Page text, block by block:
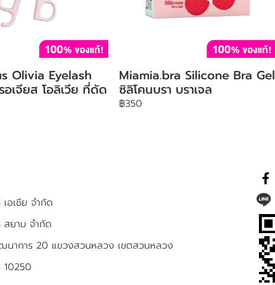
Olivia Eyelash
เจียส โอลิเวีย ที่ดัด
Miamia.bra Silicone Bra Gel
ซิลิโคนบรา บราเจล
฿350
อเชีย จำกัด
สยาม จำกัด
นาการ 20 แขวงสวนหลวง เขตสวนหลวง
10250